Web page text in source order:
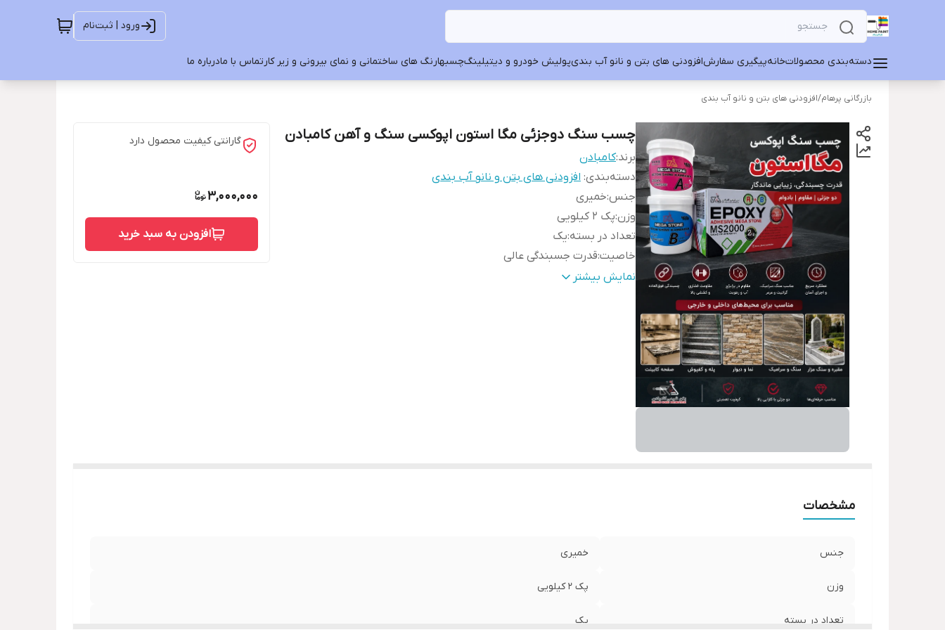
ورود | ثبت‌نام
دسته‌بندی محصولاتخانهپیگیری سفارشافزودنی های بتن و نانو آب بندیپولیش خودرو و دیتیلینگچسبهارنگ های ساختمانی و نمای بیرونی و زیر کارتماس با مادرباره ما
بازرگانی پرهام/افزودنی های بتن و نانو آب بندی
چسب سنگ دوجزئی مگا استون اپوکسی سنگ و آهن کامبادن
برند:کامبادن
دسته‌بندی: افزودنی های بتن و نانو آب بندی
جنس:خمیری
وزن:پک 2 کیلویی
تعداد در بسته:یک
خاصیت:قدرت جسبندگی عالی
موارد مصرف:جهت چسباندن انواع سنگ به سنگ ، سنگ به آهن ، اسلب و ...نمایش بیشتر
گارانتی کیفیت محصول دارد
3,000,000
افزودن به سبد خرید
مشخصات
جنس خمیری
وزن پک 2 کیلویی
تعداد در بسته یک